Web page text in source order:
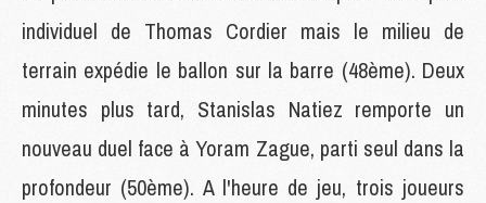
individuel de Thomas Cordier mais le milieu de
terrain expédie le ballon sur la barre (48ème). Deux
minutes plus tard, Stanislas Natiez remporte un
nouveau duel face à Yoram Zague, parti seul dans la
profondeur (50ème). A l'heure de jeu, trois joueurs